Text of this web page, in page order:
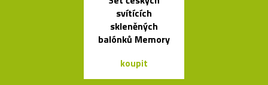
svítících
skleněných
balónků Memory
koupit